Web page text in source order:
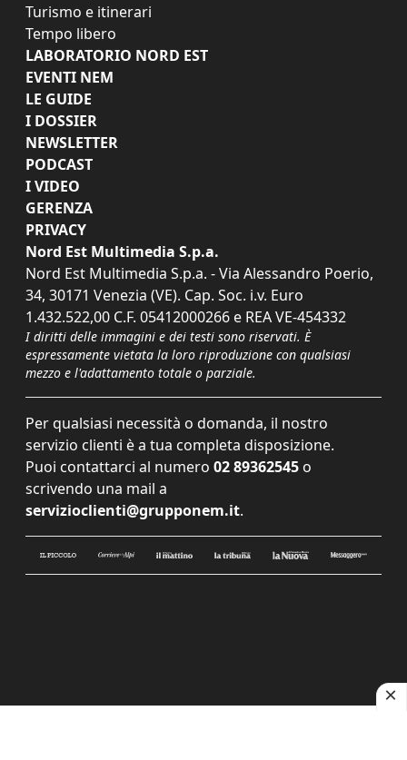
Turismo e itinerari
Tempo libero
LABORATORIO NORD EST
EVENTI NEM
LE GUIDE
I DOSSIER
NEWSLETTER
PODCAST
I VIDEO
GERENZA
PRIVACY
Nord Est Multimedia S.p.a.
Nord Est Multimedia S.p.a. - Via Alessandro Poerio,
34, 30171 Venezia (VE). Cap. Soc. i.v. Euro
1.432.522,00 C.F. 05412000266 e REA VE-454332
I diritti delle immagini e dei testi sono riservati. È
espressamente vietata la loro riproduzione con qualsiasi
mezzo e l'adattamento totale o parziale.
Per qualsiasi necessità o domanda, il nostro
servizio clienti è a tua completa disposizione.
Puoi contattarci al numero 02 89362545 o
scrivendo una mail a
servizioclienti@grupponem.it.